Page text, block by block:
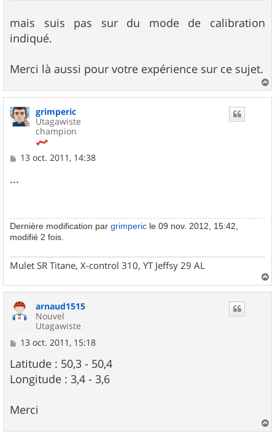
mais suis pas sur du mode de calibration
indiqué.
Merci là aussi pour votre expérience sur ce sujet.
a
grimperic
Utagawiste
champion
M
s
e
13 oct. 2011, 14:38
...
Dernière modification par grimperic le 09 nov. 2012, 15:42,
modifié 2 fois.
Mulet SR Titane, X-control 310, YT Jeffsy 29 AL
a
arnaud1515
Nouvel
Utagawiste
M
s
s
a
13 oct. 2011, 15:18
Latitude : 50,3 - 50,4
Longitude : 3,4 - 3,6
Merci
a